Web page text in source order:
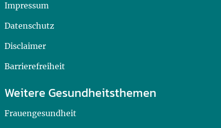
Impressum
Datenschutz
Disclaimer
Barrierefreiheit
Weitere Gesundheitsthemen
Frauengesundheit